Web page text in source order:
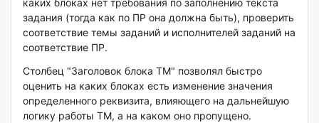
каких блоках нет требования по заполнению текста
задания (тогда как по ПР она должна быть), проверить
соответствие темы заданий и исполнителей заданий на
соответствие ПР.
Столбец "Заголовок блока ТМ" позволял быстро
оценить на каких блоках есть изменение значения
определенного реквизита, влияющего на дальнейшую
логику работы ТМ, а на каком оно пропущено.